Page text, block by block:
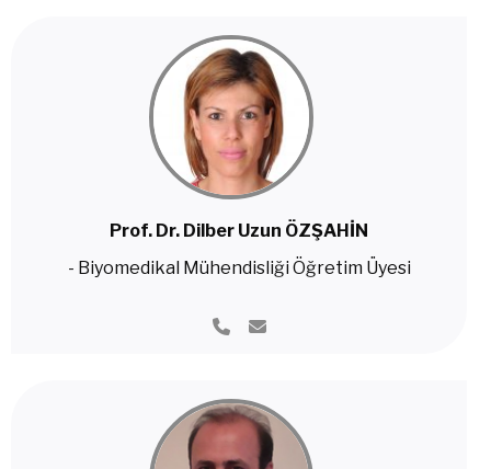
Prof. Dr. Dilber Uzun ÖZŞAHİN
- Biyomedikal Mühendisliği Öğretim Üyesi